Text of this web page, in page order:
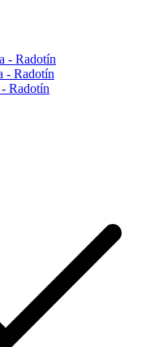
- Radotín
- Radotín
Radotín